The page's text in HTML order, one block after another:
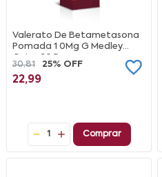
Valerato De Betametasona
Pomada 1 0Mg G Medley
Caixa 30G
30,81 25% OFF
22,99
1 Comprar